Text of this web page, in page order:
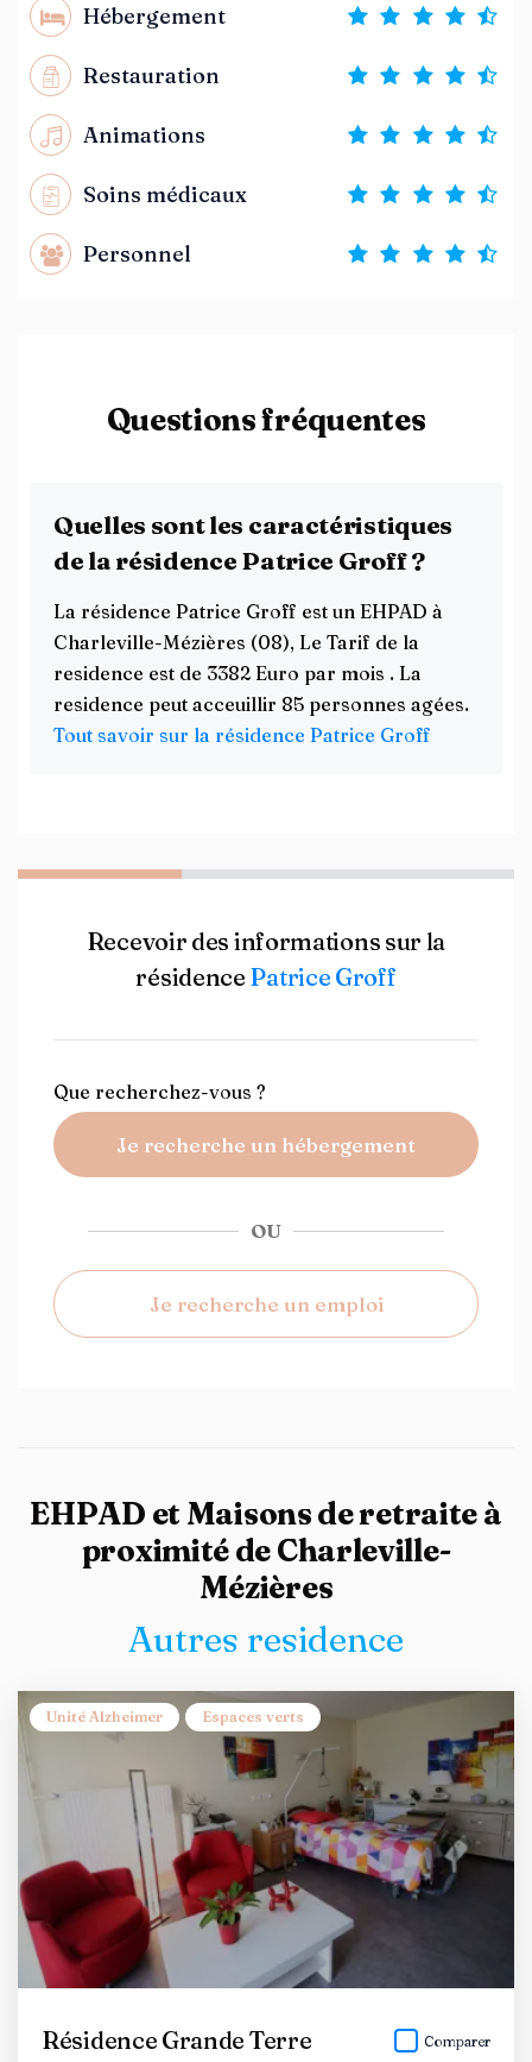
Hébergement
Restauration
Animations
Soins médicaux
Personnel
Questions fréquentes
Quelles sont les caractéristiques
de la résidence Patrice Groff ?
La résidence Patrice Groff est un EHPAD à
Charleville-Mézières (08), Le Tarif de la
residence est de 3382 Euro par mois . La
residence peut acceuillir 85 personnes agées.
Tout savoir sur la résidence Patrice Groff
Recevoir des informations sur la
résidence Patrice Groff
Que recherchez-vous ?
Je recherche un hébergement
OU
Je recherche un emploi
EHPAD et Maisons de retraite à
proximité de Charleville-
Mézières
Autres residence
Unité Alzheimer Espaces verts
Résidence Grande Terre Comparer